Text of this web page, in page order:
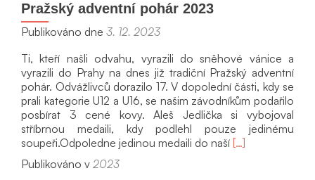
Pražský adventní pohár 2023
Publikováno dne 3. 12. 2023
Ti, kteří našli odvahu, vyrazili do sněhové vánice a
vyrazili do Prahy na dnes již tradiční Pražský adventní
pohár. Odvážlivců dorazilo 17. V dopolední části, kdy se
prali kategorie U12 a U16, se našim závodníkům podařilo
posbírat 3 cené kovy. Aleš Jedlička si vybojoval
stříbrnou medaili, kdy podlehl pouze jedinému
soupeři.Odpoledne jedinou medaili do naší Přečíst
[…]
Publikováno v 2023